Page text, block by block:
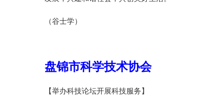
（谷士学）
盘锦市科学技术协会
【举办科技论坛开展科技服务】